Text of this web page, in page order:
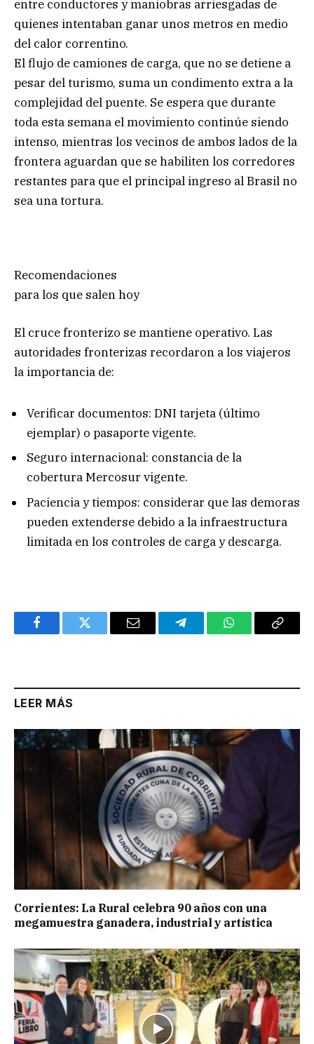
entre conductores y maniobras arriesgadas de
quienes intentaban ganar unos metros en medio
del calor correntino.
El flujo de camiones de carga, que no se detiene a
pesar del turismo, suma un condimento extra a la
complejidad del puente. Se espera que durante
toda esta semana el movimiento continúe siendo
intenso, mientras los vecinos de ambos lados de la
frontera aguardan que se habiliten los corredores
restantes para que el principal ingreso al Brasil no
sea una tortura.
Recomendaciones
para los que salen hoy
El cruce fronterizo se mantiene operativo. Las
autoridades fronterizas recordaron a los viajeros
la importancia de:
Verificar documentos: DNI tarjeta (último
ejemplar) o pasaporte vigente.
Seguro internacional: constancia de la
cobertura Mercosur vigente.
Paciencia y tiempos: considerar que las demoras
pueden extenderse debido a la infraestructura
limitada en los controles de carga y descarga.
FacebookTwitter Email TelegramWhatsAppCopy
LEER MÁS
Corrientes: La Rural celebra 90 años con una
megamuestra ganadera, industrial y artística